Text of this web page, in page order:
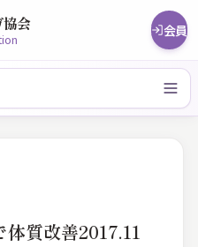
会 会員
質改善2017.11